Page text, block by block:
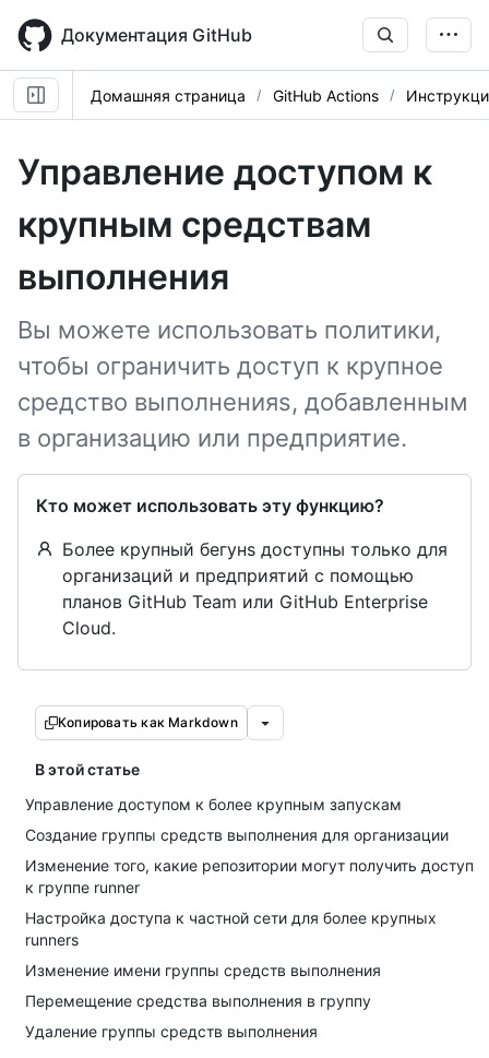
main
content
Документация GitHub
Домашняя страница GitHub Actions
Управление доступом к
крупным средствам
выполнения
Вы можете использовать политики,
чтобы ограничить доступ к крупное
средство выполненияs, добавленным
в организацию или предприятие.
Кто может использовать эту функцию?
Более крупный бегунs доступны только для
организаций и предприятий с помощью
планов GitHub Team или GitHub Enterprise
Cloud.
Копировать как Markdown
В этой статье
Управление доступом к более крупным запускам
Создание группы средств выполнения для организации
Изменение того, какие репозитории могут получить доступ
к группе runner
Настройка доступа к частной сети для более крупных
runners
Изменение имени группы средств выполнения
Перемещение средства выполнения в группу
Удаление группы средств выполнения